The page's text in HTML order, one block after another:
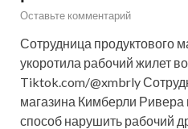
Оставьте комментарий
Сотрудница продуктового
укоротила рабочий жилет
Tiktok.com/@xmbrly
магазина Кимберли
способ нарушить рабочий